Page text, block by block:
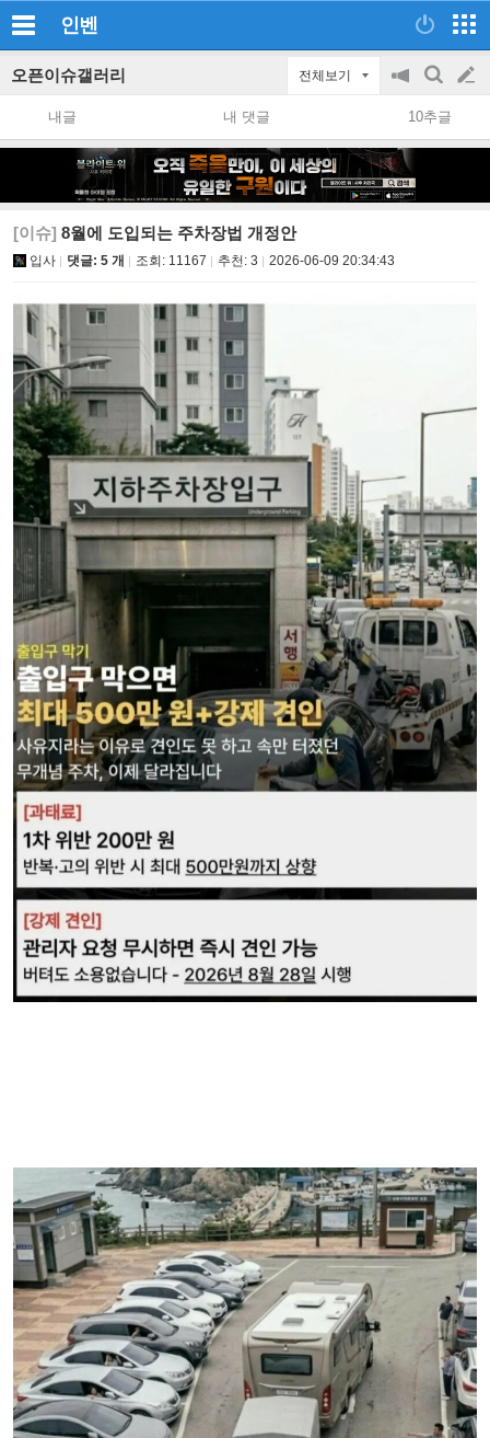
인벤
오픈이슈갤러리 전체보기
공
지
on/off
검
색
글
쓰
내글 내 댓글 10추글
[이슈] 8월에 도입되는 주차장법 개정안
입사 댓글: 5 개 조회: 11167 추천: 3 2026-06-09 20:34:43